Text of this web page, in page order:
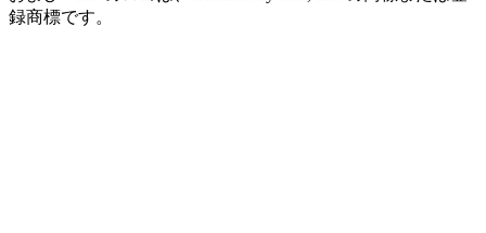
録商標です。